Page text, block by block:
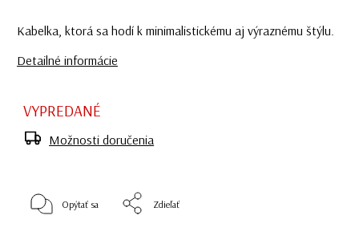
Kabelka, ktorá sa hodí k minimalistickému aj výraznému štýlu.
Detailné informácie
VYPREDANÉ
Možnosti doručenia
Opýtať sa Zdieľať